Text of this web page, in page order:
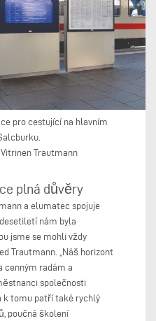
pro cestující na hlavním
Trautmann
plná důvěry
a elumatec spojuje
nám byla
jsme se mohli vždy
Trautmann. „Náš horizont
cenným radám a
společnosti
k tomu patří také rychlý
poučná školení